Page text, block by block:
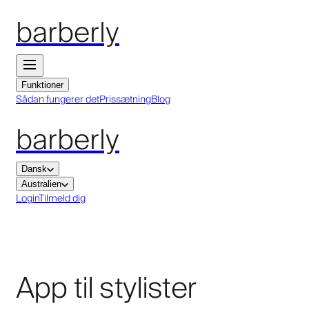
barberly
Funktioner
Sådan fungerer detPrissætningBlog
barberly
Dansk
Australien
LoginTilmeld dig
App til stylister